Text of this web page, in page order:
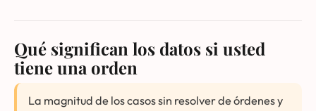
Qué significan los datos si usted
tiene una orden
La magnitud de los casos sin resolver de órdenes y